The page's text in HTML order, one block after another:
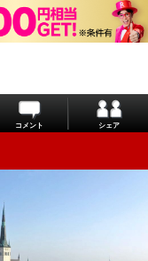
コメント シェア